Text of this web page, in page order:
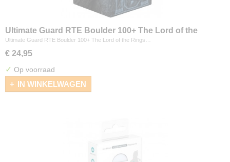
Ultimate Guard RTE Boulder 100+ The Lord of the
Rings "Places of Middle-earth" - Mines of Moria
Ultimate Guard RTE Boulder 100+ The Lord of the Rings…
€ 24,95
✓ Op voorraad
IN WINKELWAGEN